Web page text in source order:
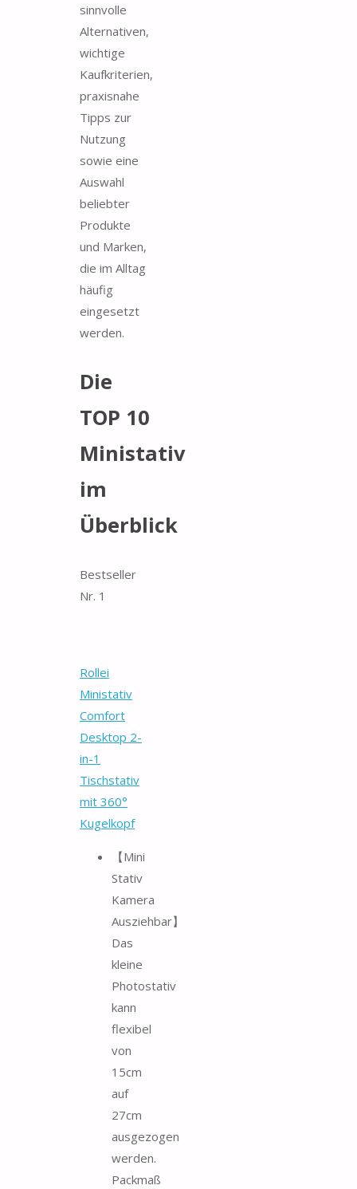
sinnvolle
Alternativen,
wichtige
Kaufkriterien,
praxisnahe
Tipps zur
Nutzung
sowie eine
Auswahl
beliebter
Produkte
und Marken,
die im Alltag
häufig
eingesetzt
werden.
Die
TOP 10
Ministativ
im
Überblick
Bestseller
Nr. 1
Rollei
Ministativ
Comfort
Desktop 2-
in-1
Tischstativ
mit 360°
Kugelkopf
【Mini
Stativ
Kamera
Ausziehbar】
Das
kleine
Photostativ
kann
flexibel
von
15cm
auf
27cm
ausgezogen
werden.
Packmaß